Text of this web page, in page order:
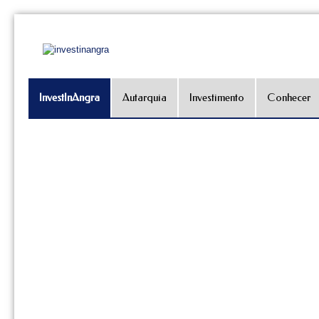
InvestInAngra Autarquia Investimento Conhecer